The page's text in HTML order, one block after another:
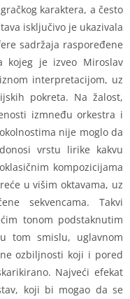
karaktera, a često
isključivo je ukazivala
sadržaja raspoređene
kojeg je izveo Miroslav
interpretacijom, uz
pokreta. Na žalost,
izmneđu orkestra i
nije moglo da
vrstu lirike kakvu
kompozicijama
u višim oktavama, uz
sekvencama. Takvi
tonom podstaknutim
tom smislu, uglavnom
ozbiljnosti koji i pored
Najveći efekat
koji bi mogao da se